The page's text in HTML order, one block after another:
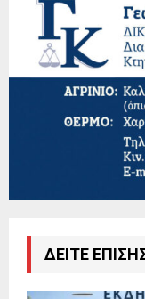
ΔΕΙΤΕ